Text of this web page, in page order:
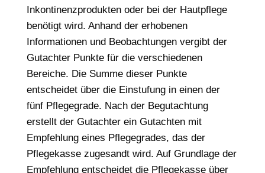
Inkontinenzprodukten oder bei der Hautpflege
benötigt wird. Anhand der erhobenen
Informationen und Beobachtungen vergibt der
Gutachter Punkte für die verschiedenen
Bereiche. Die Summe dieser Punkte
entscheidet über die Einstufung in einen der
fünf Pflegegrade. Nach der Begutachtung
erstellt der Gutachter ein Gutachten mit
Empfehlung eines Pflegegrades, das der
Pflegekasse zugesandt wird. Auf Grundlage der
Empfehlung entscheidet die Pflegekasse über